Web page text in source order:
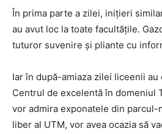
În prima parte a zilei, inițieri
au avut loc la toate facultățile.
tuturor suvenire și pliante cu
Iar în după-amiaza zilei liceenii
Centrul de excelentă în domeniul
vor admira exponatele din
liber al UTM, vor avea ocazia să